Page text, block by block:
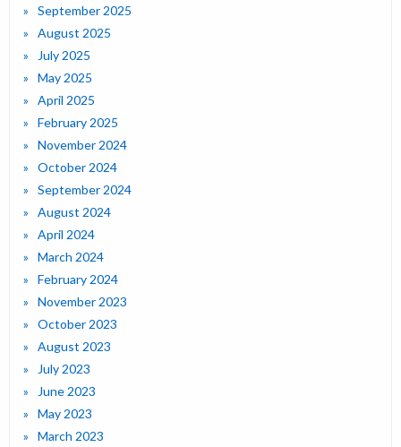
September 2025
August 2025
July 2025
May 2025
April 2025
February 2025
November 2024
October 2024
September 2024
August 2024
April 2024
March 2024
February 2024
November 2023
October 2023
August 2023
July 2023
June 2023
May 2023
March 2023